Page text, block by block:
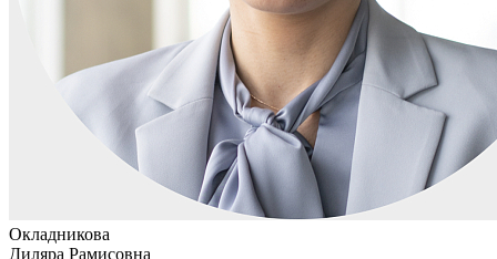
Окладникова
Диляра Рамисовна